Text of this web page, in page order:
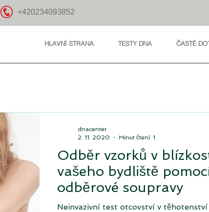
+420234093852
HLAVNÍ STRANA TESTY DNA ČASTÉ
Odběr vzorků v
vašeho bydliště
odběrové soupravy
Neinvazivní test otcovství v
dnacenter
2. 11. 2020
Minut čtení: 1